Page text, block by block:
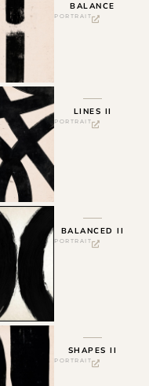
BALANCE
PORTRAIT
LINES II
PORTRAIT
BALANCED II
PORTRAIT
SHAPES II
PORTRAIT